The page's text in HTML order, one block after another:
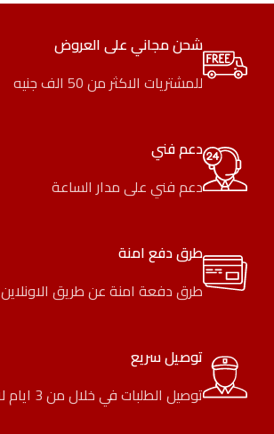
شحن مجاني على العروض
للمشتريات الاكثر من 50 الف جنيه
دعم فني
دعم فني على مدار الساعة
طرق دفع امنة
طرق دفعة امنة عن طريق الاونلاين
توصيل سريع
توصيل الطلبات في خلال من 3 ايام لاسبوع